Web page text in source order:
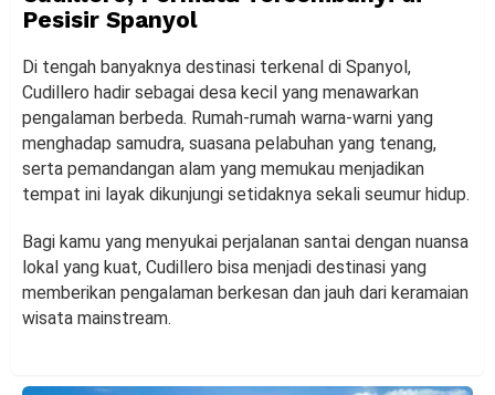
Pesisir Spanyol
Di tengah banyaknya destinasi terkenal di Spanyol,
Cudillero hadir sebagai desa kecil yang menawarkan
pengalaman berbeda. Rumah-rumah warna-warni yang
menghadap samudra, suasana pelabuhan yang tenang,
serta pemandangan alam yang memukau menjadikan
tempat ini layak dikunjungi setidaknya sekali seumur hidup.
Bagi kamu yang menyukai perjalanan santai dengan nuansa
lokal yang kuat, Cudillero bisa menjadi destinasi yang
memberikan pengalaman berkesan dan jauh dari keramaian
wisata mainstream.